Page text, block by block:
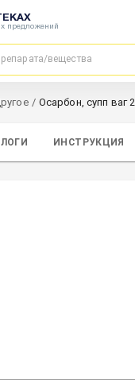
предложений
/ Осарбон, супп ваг
ИНСТРУКЦИЯ